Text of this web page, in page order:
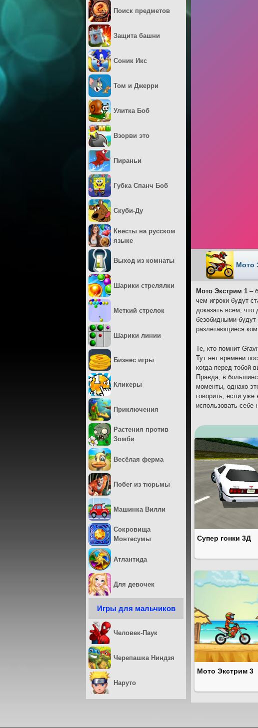
Мото
Мото Экстрим 1 –
чем игроки будут
доказать всем, что
безобидными
разлетающиеся
Те, кто помнит
Тут нет времени
когда перед тобой
Правда, в
моменты, однако
говорить, если
использовать себе
Супер гонки 3Д
Мото Экстрим 3
Поиск предметов
Защита башни
Соник Икс
Том и Джерри
Улитка Боб
Взорви это
Пираньи
Губка Спанч Боб
Скуби-Ду
Квесты на русском
языке
Выход из комнаты
Шарики стрелялки
Меткий стрелок
Шарики линии
Бизнес игры
Кликеры
Приключения
Растения против
Зомби
Весёлая ферма
Побег из тюрьмы
Машинка Вилли
Сокровища
Монтесумы
Атлантида
Для девочек
Игры для мальчиков
Человек-Паук
Черепашка Ниндзя
Наруто